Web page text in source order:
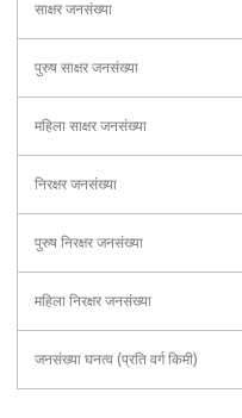
साक्षर जनसंख्या
पुरुष साक्षर जनसंख्या
महिला साक्षर जनसंख्या
निरक्षर जनसंख्या
पुरुष निरक्षर जनसंख्या
महिला निरक्षर जनसंख्या
जनसंख्या घनत्व (प्रति वर्ग किमी)